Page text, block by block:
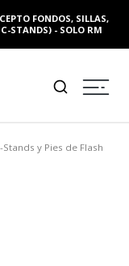
FONDOS, SILLAS,
STANDS) - SOLO RM
Stands y Pies de Flash